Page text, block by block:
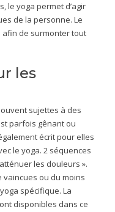
le yoga permet d’agir
de la personne. Le
afin de surmonter tout
les
sujettes à des
parfois gênant ou
écrit pour elles
le yoga. 2 séquences
les douleurs ».
ou du moins
spécifique. La
disponibles dans ce